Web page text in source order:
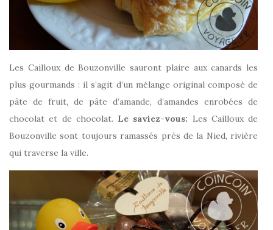
Les Cailloux de Bouzonville sauront plaire aux canards les
plus gourmands : il s’agit d’un mélange original composé de
pâte de fruit, de pâte d’amande, d’amandes enrobées de
chocolat et de chocolat. Le saviez-vous: Les Cailloux de
Bouzonville sont toujours ramassés près de la Nied, rivière
qui traverse la ville.